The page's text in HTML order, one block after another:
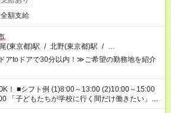
額支給
(東京都)駅 / 北野(東京都)駅 / …
アtoドアで30分以内！≫ご希望の勤務地を紹介
～15:00
い」
夕飯の準備がしたい」 「午前中は働いて、午後